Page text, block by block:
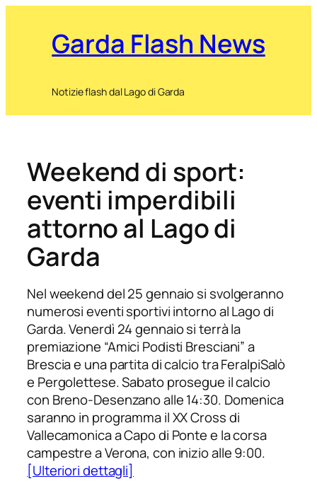
Garda Flash News
Notizie flash dal Lago di Garda
Weekend di sport:
eventi imperdibili
attorno al Lago di
Garda
Nel weekend del 25 gennaio si svolgeranno
numerosi eventi sportivi intorno al Lago di
Garda. Venerdì 24 gennaio si terrà la
premiazione “Amici Podisti Bresciani” a
Brescia e una partita di calcio tra FeralpiSalò
e Pergolettese. Sabato prosegue il calcio
con Breno-Desenzano alle 14:30. Domenica
saranno in programma il XX Cross di
Vallecamonica a Capo di Ponte e la corsa
campestre a Verona, con inizio alle 9:00.
[Ulteriori dettagli]